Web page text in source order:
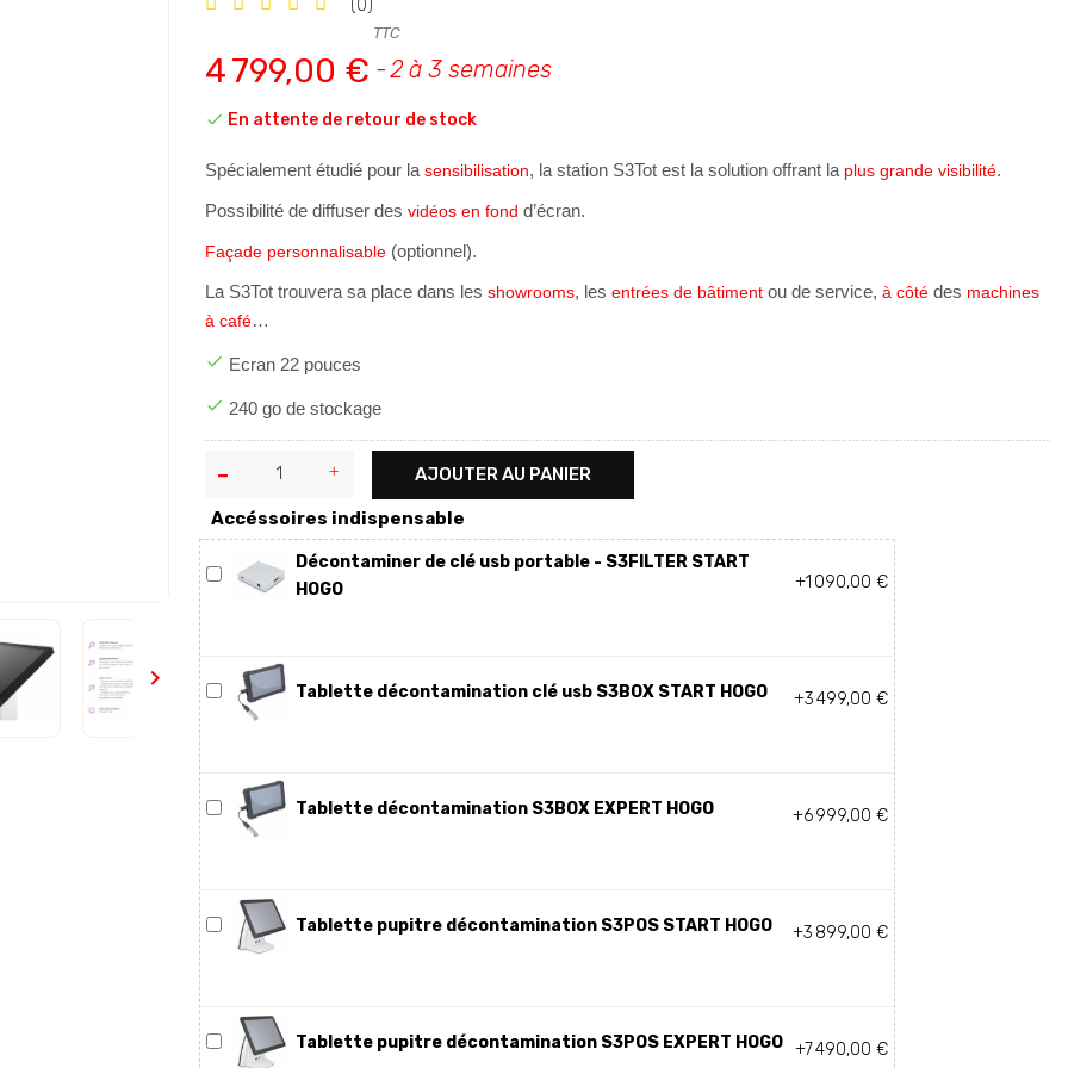

(0)
4 799,00 €
TTC
2 à 3 semaines
 En attente de retour de stock
Spécialement étudié pour la sensibilisation, la station S3Tot est la solution offrant la plus grande visibilité.
Possibilité de diffuser des vidéos en fond d’écran.
Façade personnalisable (optionnel).
La S3Tot trouvera sa place dans les showrooms, les entrées de bâtiment ou de service, à côté des machines
à café…
 Ecran 22 pouces
 240 go de stockage
AJOUTER AU PANIER
Accéssoires indispensable
Décontaminer de clé usb portable - S3FILTER START
HOGO
+1 090,00 €
Tablette décontamination clé usb S3BOX START HOGO +3 499,00 €
Tablette décontamination S3BOX EXPERT HOGO +6 999,00 €
Tablette pupitre décontamination S3POS START HOGO +3 899,00 €
Tablette pupitre décontamination S3POS EXPERT HOGO +7 490,00 €